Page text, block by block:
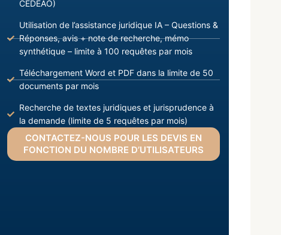
CEDEAO)
Utilisation de l’assistance juridique IA – Questions &
Réponses, avis + note de recherche, mémo
synthétique – limite à 100 requêtes par mois
Téléchargement Word et PDF dans la limite de 50
documents par mois
Recherche de textes juridiques et jurisprudence à
la demande (limite de 5 requêtes par mois)
CONTACTEZ-NOUS POUR LES DEVIS EN
FONCTION DU NOMBRE D’UTILISATEURS